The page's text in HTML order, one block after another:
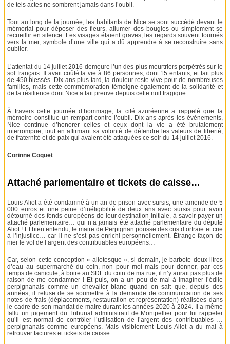
de tels actes ne sombrent jamais dans l’oubli.
Tout au long de la journée, les habitants de Nice se sont succédé devant le
mémorial pour déposer des fleurs, allumer des bougies ou simplement se
recueillir en silence. Les visages étaient graves, les regards souvent tournés
vers la mer, symbole d’une ville qui a dû apprendre à se reconstruire sans
oublier.
L’attentat du 14 juillet 2016 demeure l’un des plus meurtriers perpétrés sur le
sol français. Il avait coûté la vie à 86 personnes, dont 15 enfants, et fait plus
de 450 blessés. Dix ans plus tard, la douleur reste vive pour de nombreuses
familles, mais cette commémoration témoigne également de la solidarité et
de la résilience dont Nice a fait preuve depuis cette nuit tragique.
À travers cette journée d’hommage, la cité azuréenne a rappelé que la
mémoire constitue un rempart contre l’oubli. Dix ans après les événements,
Nice continue d’honorer celles et ceux dont la vie a été brutalement
interrompue, tout en affirmant sa volonté de défendre les valeurs de liberté,
de fraternité et de paix qui avaient été attaquées ce soir du 14 juillet 2016.
Corinne Coquet
Attaché parlementaire et tickets de caisse…
Louis Aliot a été condamné à un an de prison avec sursis, une amende de 5
000 euros et une peine d’inéligibilité de deux ans avec sursis pour avoir
détourné des fonds européens de leur destination initiale, à savoir payer un
attaché parlementaire… qui n’a jamais été attaché parlementaire du député
Aliot ! Et bien entendu, le maire de Perpignan pousse des cris d’orfraie et crie
à l’injustice… car il ne s’est pas enrichi personnellement. Étrange façon de
nier le vol de l’argent des contribuables européens…
Car, selon cette conception « aliotesque », si demain, je barbote deux litres
d’eau au supermarché du coin, non pour moi mais pour donner, par ces
temps de canicule, à boire au SDF du coin de ma rue, il n’y aurait pas plus de
raison de me condamner ! Et puis, on a un peu de mal à imaginer l’édile
perpignanais comme un chevalier blanc quand on sait que, depuis des
années, il refuse de se soumettre à la demande de communication de ses
notes de frais (déplacements, restauration et représentation) réalisées dans
le cadre de son mandat de maire durant les années 2020 à 2024. Il a même
fallu un jugement du Tribunal administratif de Montpellier pour lui rappeler
qu’il est normal de contrôler l’utilisation de l’argent des contribuables …
perpignanais comme européens. Mais visiblement Louis Aliot a du mal à
retrouver factures et tickets de caisse…